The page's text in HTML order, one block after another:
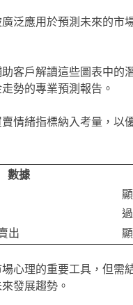
泛應用於預測未來的市
客戶解讀這些圖表中的
勢的專業預測報告。
情緒指標納入考量，以
數據
出
心理的重要工具，但需
發展趨勢。